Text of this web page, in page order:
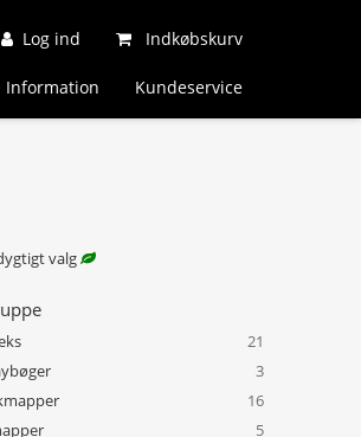
Log ind Indkøbskurv
Information Kundeservice
valg
21
3
16
5